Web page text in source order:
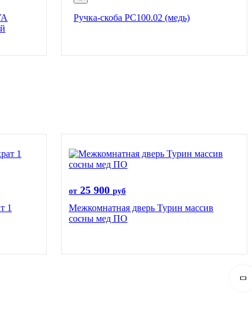
Ручка-скоба РС100.02 (медь)
1
от 25 900 руб
Межкомнатная дверь Турин массив
сосны мед ПО